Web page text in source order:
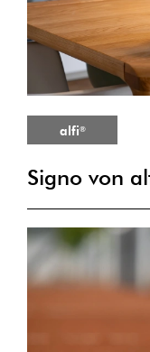
alfi®
Signo von